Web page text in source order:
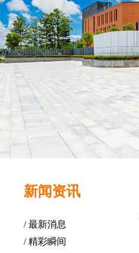
新闻资讯
/ 最新消息
/ 精彩瞬间